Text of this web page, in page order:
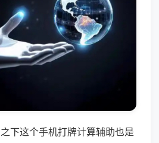
下这个手机打牌计算辅助也是